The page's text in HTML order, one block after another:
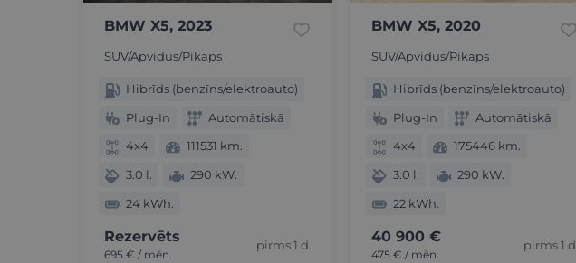
BMW X5, 2023
SUV/Apvidus/Pikaps
Hibrīds (benzīns/elektroauto)
Plug-In
Automātiskā
4x4
111531 km.
3.0 l.
290 kW.
24 kWh.
Rezervēts
695 € / mēn.
pirms 1 d.
BMW X5, 2020
SUV/Apvidus/Pikaps
Hibrīds (benzīns/elektroauto)
Plug-In
Automātiskā
4x4
175446 km.
3.0 l.
290 kW.
22 kWh.
40 900 €
475 € / mēn.
pirms 1 d.